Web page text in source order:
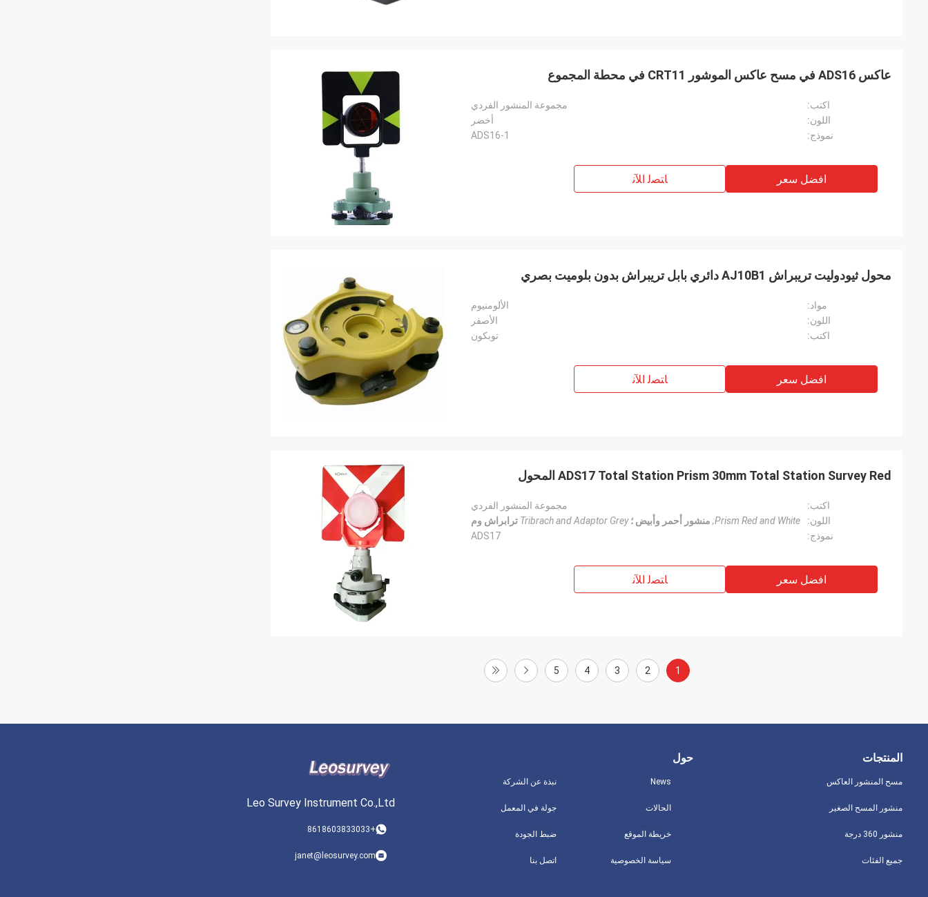
عاكس ADS16 في مسح عاكس الموشور CRT11 في محطة المجموع
اكتب:
مجموعة المنشور الفردي
اللون:
أخضر
نموذج:
ADS16-1
افضل سعر ﺎﺘﺼﻟ ﺍﻶﻧ
محول ثيودوليت تريبراش AJ10B1 دائري بابل تريبراش بدون بلوميت بصري
مواد:
الألومنيوم
اللون:
الأصفر
اكتب:
توبكون
افضل سعر ﺎﺘﺼﻟ ﺍﻶﻧ
ADS17 Total Station Prism 30mm Total Station Survey Red المحول
اكتب:
مجموعة المنشور الفردي
اللون:
Prism Red and White; منشور أحمر وأبيض ؛ Tribrach and Adaptor Grey ترابراش وم
نموذج:
ADS17
افضل سعر ﺎﺘﺼﻟ ﺍﻶﻧ
1
2
3
4
5
Leo Survey Instrument Co.,Ltd
+8618603833033
janet@leosurvey.com
حول
نبذة عن الشركة
جولة في المعمل
ضبط الجودة
اتصل بنا
News
الحالات
خريطة الموقع
سياسة الخصوصية
المنتجات
مسح المنشور العاكس
منشور المسح الصغير
منشور 360 درجة
جميع الفئات